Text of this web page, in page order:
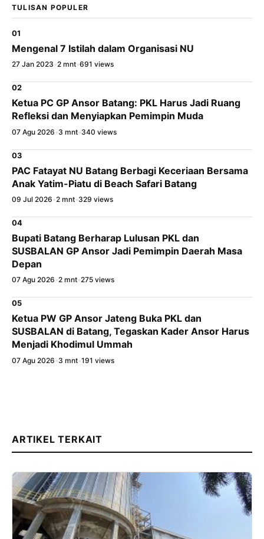
TULISAN POPULER
01
Mengenal 7 Istilah dalam Organisasi NU
27 Jan 2023 •2 mnt•691 views
02
Ketua PC GP Ansor Batang: PKL Harus Jadi Ruang
Refleksi dan Menyiapkan Pemimpin Muda
07 Agu 2026 •3 mnt•340 views
03
PAC Fatayat NU Batang Berbagi Keceriaan Bersama
Anak Yatim-Piatu di Beach Safari Batang
09 Jul 2026 •2 mnt•329 views
04
Bupati Batang Berharap Lulusan PKL dan
SUSBALAN GP Ansor Jadi Pemimpin Daerah Masa
Depan
07 Agu 2026 •2 mnt•275 views
05
Ketua PW GP Ansor Jateng Buka PKL dan
SUSBALAN di Batang, Tegaskan Kader Ansor Harus
Menjadi Khodimul Ummah
07 Agu 2026 •3 mnt•191 views
ARTIKEL TERKAIT